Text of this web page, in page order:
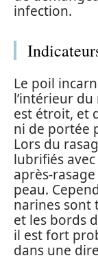
infection.
Le poil
l’intérieur
est étroit, et
ni de portée
Lors du
lubrifiés
après-
peau.
narines sont
et les bords
il est fort
dans une